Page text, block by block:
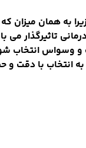
به همان میزان
تاثیرگذار می
وسواس انتخاب
به انتخاب با دقت